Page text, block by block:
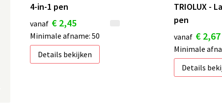
4-in-1 pen
vanaf € 2,45
Minimale afname: 50
Details bekijken
TRIOLUX -
pen
vanaf € 2,67
Minimale
Details